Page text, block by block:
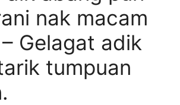
nak macam
Gelagat adik
tumpuan